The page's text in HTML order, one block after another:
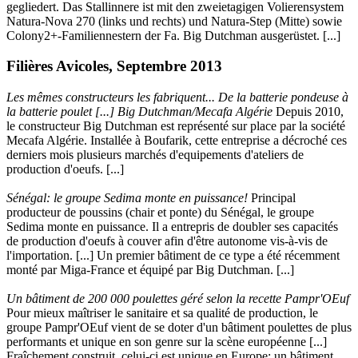
gegliedert. Das Stallinnere ist mit den zweietagigen Volierensystem
Natura-Nova 270 (links und rechts) und Natura-Step (Mitte) sowie
Colony2+-Familiennestern der Fa. Big Dutchman ausgerüstet. [...]
Filières Avicoles, Septembre 2013
Les mêmes constructeurs les fabriquent... De la batterie pondeuse à
la batterie poulet [...] Big Dutchman/Mecafa Algérie Depuis 2010,
le constructeur Big Dutchman est représenté sur place par la société
Mecafa Algérie. Installée à Boufarik, cette entreprise a décroché ces
derniers mois plusieurs marchés d'equipements d'ateliers de
production d'oeufs. [...]
Sénégal: le groupe Sedima monte en puissance! Principal
producteur de poussins (chair et ponte) du Sénégal, le groupe
Sedima monte en puissance. Il a entrepris de doubler ses capacités
de production d'oeufs à couver afin d'être autonome vis-à-vis de
l'importation. [...] Un premier bâtiment de ce type a été récemment
monté par Miga-France et équipé par Big Dutchman. [...]
Un bâtiment de 200 000 poulettes géré selon la recette Pampr'OEuf
Pour mieux maîtriser le sanitaire et sa qualité de production, le
groupe Pampr'OEuf vient de se doter d'un bâtiment poulettes de plus
performants et unique en son genre sur la scène européenne [...]